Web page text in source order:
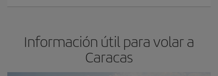
Información útil para volar a
Caracas